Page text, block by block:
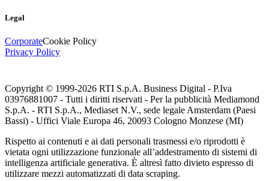
Legal
CorporateCookie Policy
Privacy Policy
Copyright © 1999-2026 RTI S.p.A. Business Digital - P.Iva
03976881007 - Tutti i diritti riservati - Per la pubblicità Mediamond
S.p.A. - RTI S.p.A., Mediaset N.V., sede legale Amsterdam (Paesi
Bassi) - Uffici Viale Europa 46, 20093 Cologno Monzese (MI)
Rispetto ai contenuti e ai dati personali trasmessi e/o riprodotti è
vietata ogni utilizzazione funzionale all’addestramento di sistemi di
intelligenza artificiale generativa. È altresì fatto divieto espresso di
utilizzare mezzi automatizzati di data scraping.